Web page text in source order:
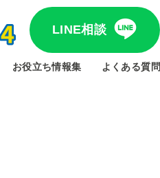
LINE相談
お役立ち情報集 よくある質問